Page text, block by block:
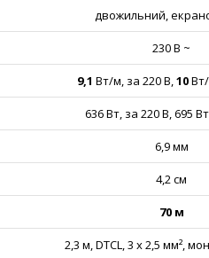
двожильний,
230 В ~
9,1 Вт/м, за 220 В,10Вт/
636 Вт, за 220 В, 695
6,9 мм
4,2 см
70 м
2,3 м, DTCL, 3 х 2,5 мм²,